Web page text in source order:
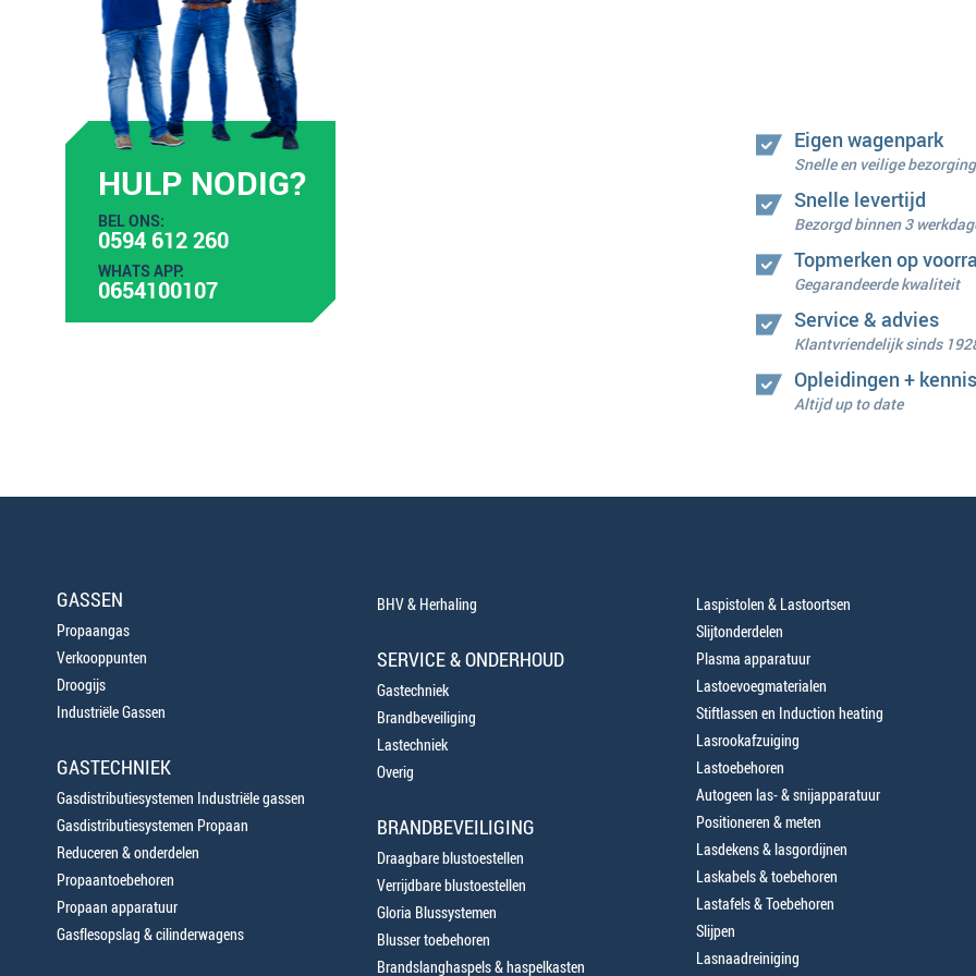
HULP NODIG?
BEL ONS:
0594 612 260
WHATS APP:
0654100107
Eigen wagenpark
Snelle en veilige bezorging
Snelle levertijd
Bezorgd binnen 3
Topmerken op
Gegarandeerde kwaliteit
Service & advies
Klantvriendelijk sinds
Opleidingen + kennis
Altijd up to date
GASSEN
Propaangas
Verkooppunten
Droogijs
Industriële Gassen
GASTECHNIEK
Gasdistributiesystemen Industriële gassen
Gasdistributiesystemen Propaan
Reduceren & onderdelen
Propaantoebehoren
Propaan apparatuur
Gasflesopslag & cilinderwagens
BHV & Herhaling
SERVICE & ONDERHOUD
Gastechniek
Brandbeveiliging
Lastechniek
Overig
BRANDBEVEILIGING
Draagbare blustoestellen
Verrijdbare blustoestellen
Gloria Blussystemen
Blusser toebehoren
Brandslanghaspels & haspelkasten
Laspistolen & Lastoortsen
Slijtonderdelen
Plasma apparatuur
Lastoevoegmaterialen
Stiftlassen en Induction heating
Lasrookafzuiging
Lastoebehoren
Autogeen las- & snijapparatuur
Positioneren & meten
Lasdekens & lasgordijnen
Laskabels & toebehoren
Lastafels & Toebehoren
Slijpen
Lasnaadreiniging